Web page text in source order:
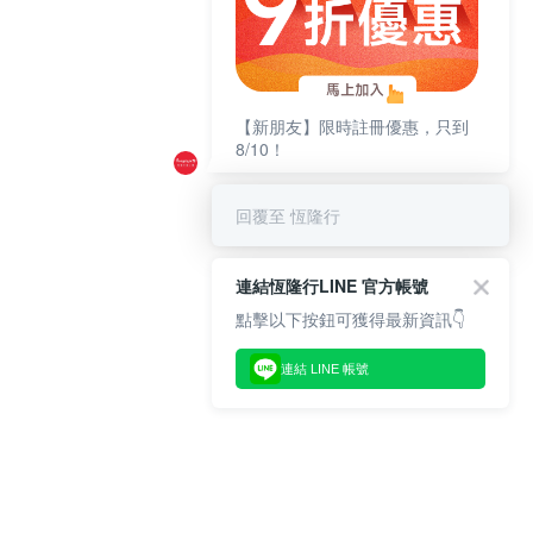
【新朋友】限時註冊優惠，只到
8/10！
回覆至 恆隆行
連結恆隆行LINE 官方帳號
點擊以下按鈕可獲得最新資訊👇
連結 LINE 帳號